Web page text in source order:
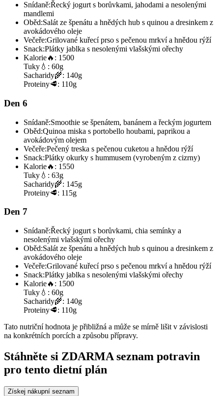
Snídaně:Řecký jogurt s borůvkami, jahodami a nesolenými
mandlemi
Oběd:Salát ze špenátu a hnědých hub s quinou a dresinkem z
avokádového oleje
Večeře:Grilované kuřecí prso s pečenou mrkví a hnědou rýží
Snack:Plátky jablka s nesolenými vlašskými ořechy
Kalorie🔥: 1500
Tuky 💧: 60g
Sacharidy🌾: 140g
Proteiny🥩: 110g
Den 6
Snídaně:Smoothie se špenátem, banánem a řeckým jogurtem
Oběd:Quinoa miska s portobello houbami, paprikou a
avokádovým olejem
Večeře:Pečený treska s pečenou cuketou a hnědou rýží
Snack:Plátky okurky s hummusem (vyrobeným z cizrny)
Kalorie🔥: 1550
Tuky 💧: 63g
Sacharidy🌾: 145g
Proteiny🥩: 115g
Den 7
Snídaně:Řecký jogurt s borůvkami, chia semínky a
nesolenými vlašskými ořechy
Oběd:Salát ze špenátu a hnědých hub s quinou a dresinkem z
avokádového oleje
Večeře:Grilované kuřecí prso s pečenou mrkví a hnědou rýží
Snack:Plátky jablka s nesolenými vlašskými ořechy
Kalorie🔥: 1500
Tuky 💧: 60g
Sacharidy🌾: 140g
Proteiny🥩: 110g
Tato nutriční hodnota je přibližná a může se mírně lišit v závislosti
na konkrétních porcích a způsobu přípravy.
Stáhněte si ZDARMA seznam potravin
pro tento dietní plán
Získej nákupní seznam